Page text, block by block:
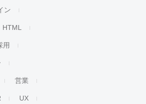
ン
HTML
用
営業
UX